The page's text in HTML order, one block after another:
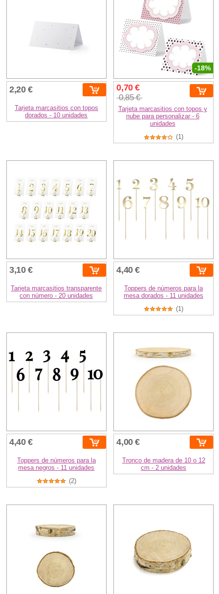
2,20 €
Tarjeta marcasitios con topos
dorados - 10 unidades
-18%
0,70 €
0,85 €
Tarjeta marcasitios con topos y
nube para personalizar - 6
unidades
(1)
3,10 €
Tarjeta marcasitios transparente
con número - 20 unidades
4,40 €
Toppers de números para la
mesa dorados - 11 unidades
(1)
4,40 €
Toppers de números para la
mesa negros - 11 unidades
(2)
4,00 €
Tronco de madera de 10 o 12
cm - 2 unidades